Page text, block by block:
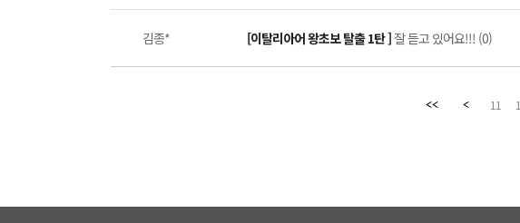
김종* [이탈리아어 왕초보 탈출 1탄 ] 잘 듣고 있어요!!! (0)
11